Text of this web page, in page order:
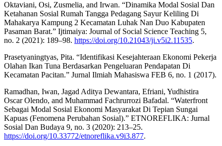
Oktaviani, Osi, Zusmelia, and Irwan. “Dinamika Modal Sosial Dan
Ketahanan Sosial Rumah Tangga Pedagang Sayur Keliling Di
Mahakarya Kampung 2 Kecamatan Luhak Nan Duo Kabupaten
Pasaman Barat.” Ijtimaiya: Journal of Social Science Teaching 5,
no. 2 (2021): 189–98. https://doi.org/10.21043/ji.v5i2.11535.
Prasetyaningtyas, Pita. “Identifikasi Kesejahteraan Ekonomi Pekerja
Olahan Ikan Tuna Berdasarkan Pengeluaran Pendapatan Di
Kecamatan Pacitan.” Jurnal Ilmiah Mahasiswa FEB 6, no. 1 (2017).
Ramadhan, Iwan, Jagad Aditya Dewantara, Efriani, Yudhistira
Oscar Olendo, and Muhammad Fachrurrozi Bafadal. “Waterfront
Sebagai Modal Sosial Ekonomi Masyarakat Di Tepian Sungai
Kapuas (Fenomena Perubahan Sosial).” ETNOREFLIKA: Jurnal
Sosial Dan Budaya 9, no. 3 (2020): 213–25.
https://doi.org/10.33772/etnoreflika.v9i3.877.